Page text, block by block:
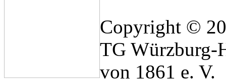
Copyright ©
TG Würzburg-
von 1861 e. V.